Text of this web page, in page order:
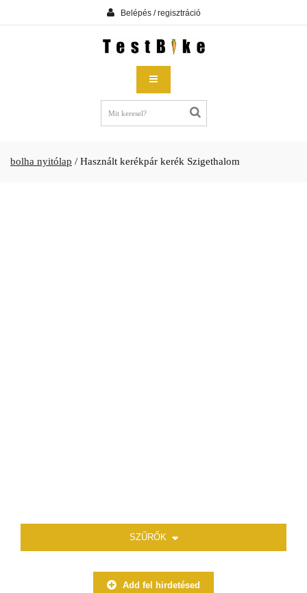
Belépés / regisztráció
bolha nyitólap / Használt kerékpár kerék Szigethalom
SZŰRŐK
Add fel hirdetésed